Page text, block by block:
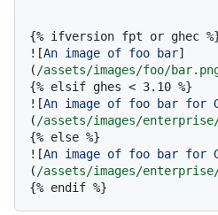
{% ifversion fpt or ghec
![An image of foo bar]
( /assets/images/foo/
{% elsif ghes < 3.10 %}
![An image of foo bar for
( /assets/images/
{% else %}
![An image of foo bar for
( /assets/images/